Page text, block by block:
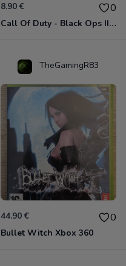
8.90 € 0
Call Of Duty - Black Ops II Xbox 360
TheGamingR83
44.90 € 0
Bullet Witch Xbox 360